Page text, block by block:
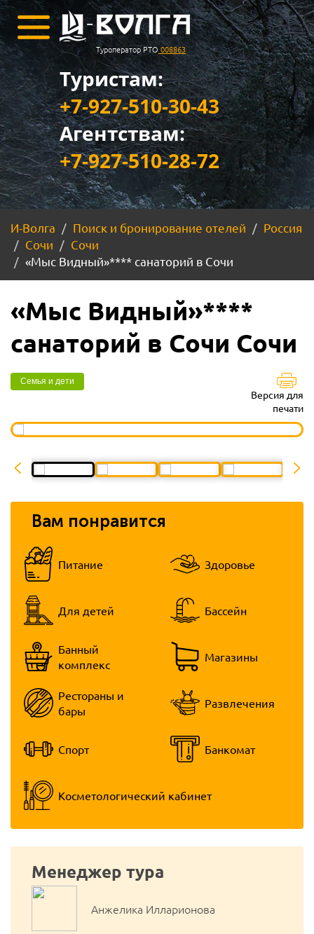
Туроператор РТО 008863
Туристам:
+7-927-510-30-43
Агентствам:
+7-927-510-28-72
И-Волга Поиск и бронирование отелей
Россия
Сочи
Сочи
«Мыс Видный»**** санаторий в Сочи
«Мыс Видный»****
санаторий в Сочи Сочи
Семья и дети
Версия для
печати
Вам понравится
Питание Здоровье
Для детей Бассейн
Банный
комплекс
Магазины
Рестораны и
бары
Развлечения
Спорт Банкомат
Косметологический кабинет
Менеджер тура
Анжелика Илларионова